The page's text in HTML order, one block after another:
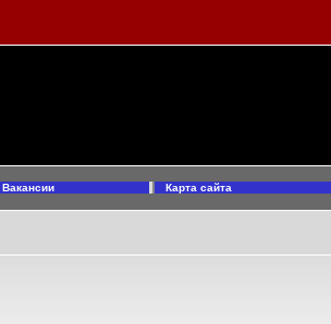
Вакансии Карта сайта